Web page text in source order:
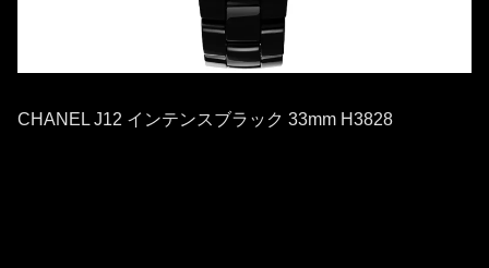
CHANEL J12 インテンスブラック 33mm H3828